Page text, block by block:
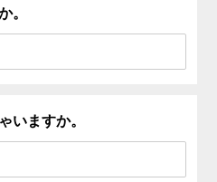
。
いますか。